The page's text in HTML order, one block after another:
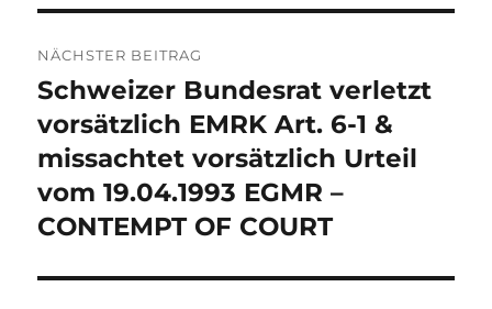
NÄCHSTER BEITRAG
Nächster
Beitrag:
Schweizer Bundesrat verletzt
vorsätzlich EMRK Art. 6-1 &
missachtet vorsätzlich Urteil
vom 19.04.1993 EGMR –
CONTEMPT OF COURT